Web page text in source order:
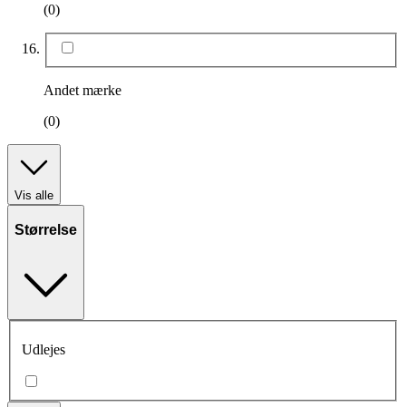
(0)
Andet mærke
(0)
Vis alle
Størrelse
Udlejes